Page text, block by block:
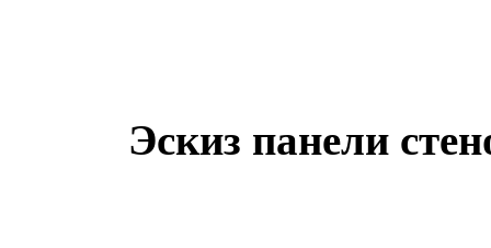
Эскиз панели